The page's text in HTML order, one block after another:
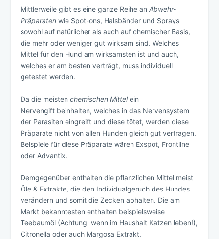
Mittlerweile gibt es eine ganze Reihe anAbwehr-
Präparaten wie Spot-ons, Halsbänder und Sprays
sowohl auf natürlicher als auch auf chemischer Basis,
die mehr oder weniger gut wirksam sind. Welches
Mittel für den Hund am wirksamsten ist und auch,
welches er am besten verträgt, muss individuell
getestet werden.
Da die meistenchemischen Mittelein
Nervengift beinhalten, welches in das Nervensystem
der Parasiten eingreift und diese tötet, werden diese
Präparate nicht von allen Hunden gleich gut vertragen.
Beispiele für diese Präparate wären Exspot, Frontline
oder Advantix.
Demgegenüber enthalten die pflanzlichen Mittel meist
Öle & Extrakte, die den Individualgeruch des Hundes
verändern und somit die Zecken abhalten. Die am
Markt bekanntesten enthalten beispielsweise
Teebaumöl (Achtung, wenn im Haushalt Katzen leben!),
Citronella oder auch Margosa Extrakt.